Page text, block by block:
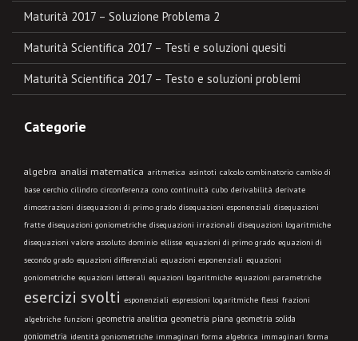
Maturità 2017 – Soluzione Problema 2
Maturità Scientifica 2017 – Testi e soluzioni quesiti
Maturità Scientifica 2017 – Testo e soluzioni problemi
Categorie
algebra analisi matematica aritmetica asintoti calcolo combinatorio cambio di
base cerchio cilindro circonferenza cono continuità cubo derivabilità derivate
dimostrazioni disequazioni di primo grado disequazioni esponenziali disequazioni
fratte disequazioni goniometriche disequazioni irrazionali disequazioni logaritmiche
disequazioni valore assoluto dominio ellisse equazioni di primo grado equazioni di
secondo grado equazioni differenziali equazioni esponenziali equazioni
goniometriche equazioni letterali equazioni logaritmiche equazioni parametriche
esercizi svolti esponenziali espressioni logaritmiche flessi frazioni
algebriche funzioni geometria analitica geometria piana geometria solida
goniometria identità goniometriche immaginari forma algebrica immaginari forma